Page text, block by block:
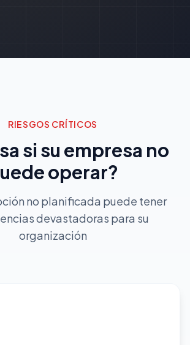
RIESGOS CRÍTICOS
si su empresa no
operar?
no planificada puede tener
devastadoras para su
organización